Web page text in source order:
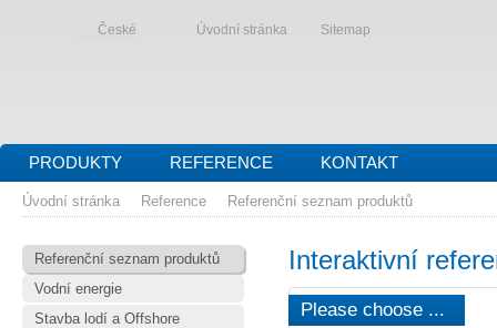
České Úvodní stránka Sitemap
PRODUKTY REFERENCE KONTAKT
Úvodní stránka Reference Referenční seznam produktů
Referenční seznam produktů
Vodní energie
Stavba lodí a Offshore
Interaktivní
Please choose ...